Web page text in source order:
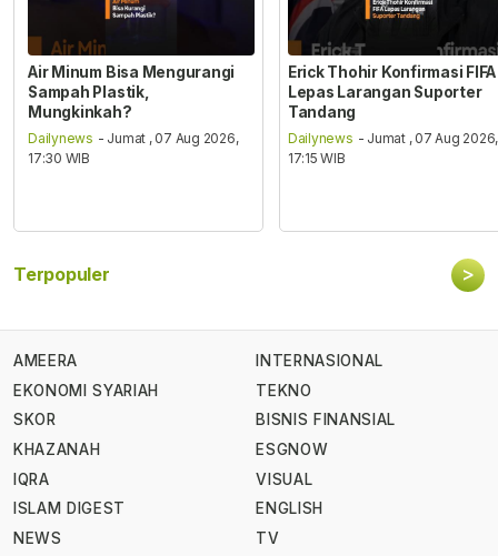
Air Minum Bisa Mengurangi
Sampah Plastik,
Mungkinkah?
Dailynews - Jumat , 07 Aug 2026,
17:30 WIB
Erick Thohir Konfirmasi FIFA
Lepas Larangan Suporter
Tandang
Dailynews - Jumat , 07 Aug 2026,
17:15 WIB
Terpopuler >
AMEERA
EKONOMI SYARIAH
SKOR
KHAZANAH
IQRA
ISLAM DIGEST
NEWS
INTERNASIONAL
TEKNO
BISNIS FINANSIAL
ESGNOW
VISUAL
ENGLISH
TV